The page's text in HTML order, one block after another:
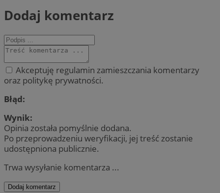
Dodaj komentarz
Akceptuję regulamin zamieszczania komentarzy
oraz politykę prywatności.
Błąd:
Wynik:
Opinia została pomyślnie dodana.
Po przeprowadzeniu weryfikacji, jej treść zostanie
udostępniona publicznie.
Trwa wysyłanie komentarza ...
Dodaj komentarz